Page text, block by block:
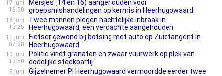
17 juni
16:50
Meisjes (14 en 16) aangehouden voor
groepsmishandelingen op kermis in Heerhugowaard
16 juni
15:25
Twee mannen plegen nachtelijke inbraak in
Heerhugowaard, een verdachte aangehouden
11 juni
07:38
Fietser gewond bij botsing met auto op Zuidtangent in
Heerhugowaard
10 juni
13:50
Politie vindt granaten en zwaar vuurwerk op plek van
dodelijke steekpartij
8 juni
Gijzelnemer PI Heerhugowaard vermoordde eerder twee